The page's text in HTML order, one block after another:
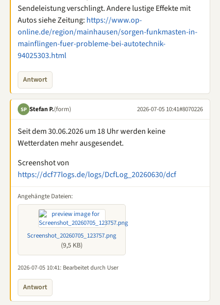
Sendeleistung verschlingt. Andere lustige Effekte mit
Autos siehe Zeitung: https://www.op-
online.de/region/mainhausen/sorgen-funkmasten-in-
mainflingen-fuer-probleme-bei-autotechnik-
94025303.html
Antwort
SP Stefan P.(form) 2026-07-05 10:41#8070226
Seit dem 30.06.2026 um 18 Uhr werden keine
Wetterdaten mehr ausgesendet.
Screenshot von
https://dcf77logs.de/logs/DcfLog_20260630/dcf
Angehängte Dateien:
Screenshot_20260705_123757.png
(9,5 KB)
2026-07-05 10:41: Bearbeitet durch User
Antwort